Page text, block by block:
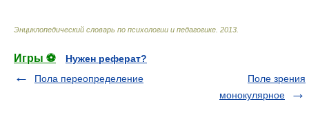
Энциклопедический словарь по психологии и педагогике 2013
Игры ⚽
Нужен реферат?
Пола переопределение
Поле зрения
монокулярное